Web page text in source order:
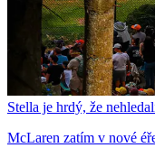
Stella je hrdý, že
McLaren zatím v nové